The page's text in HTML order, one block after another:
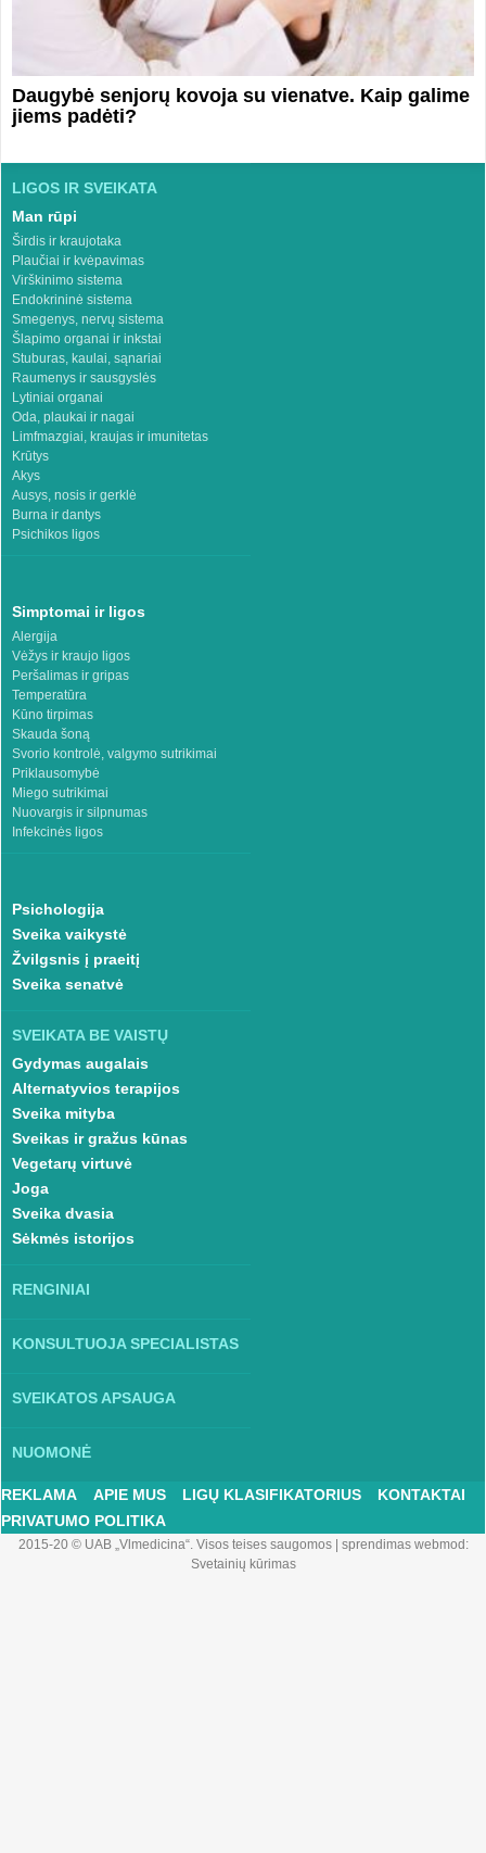
Daugybė senjorų kovoja su vienatve. Kaip galime
jiems padėti?
LIGOS IR SVEIKATA
Man rūpi
Širdis ir kraujotaka
Plaučiai ir kvėpavimas
Virškinimo sistema
Endokrininė sistema
Smegenys, nervų sistema
Šlapimo organai ir inkstai
Stuburas, kaulai, sąnariai
Raumenys ir sausgyslės
Lytiniai organai
Oda, plaukai ir nagai
Limfmazgiai, kraujas ir imunitetas
Krūtys
Akys
Ausys, nosis ir gerklė
Burna ir dantys
Psichikos ligos
Simptomai ir ligos
Alergija
Vėžys ir kraujo ligos
Peršalimas ir gripas
Temperatūra
Kūno tirpimas
Skauda šoną
Svorio kontrolė, valgymo sutrikimai
Priklausomybė
Miego sutrikimai
Nuovargis ir silpnumas
Infekcinės ligos
Psichologija
Sveika vaikystė
Žvilgsnis į praeitį
Sveika senatvė
SVEIKATA BE VAISTŲ
Gydymas augalais
Alternatyvios terapijos
Sveika mityba
Sveikas ir gražus kūnas
Vegetarų virtuvė
Joga
Sveika dvasia
Sėkmės istorijos
RENGINIAI
KONSULTUOJA SPECIALISTAS
SVEIKATOS APSAUGA
NUOMONĖ
REKLAMA APIE MUS LIGŲ KLASIFIKATORIUS
KONTAKTAI
PRIVATUMO POLITIKA
2015-20 © UAB „Vlmedicina“. Visos teises saugomos| sprendimas webmod:
Svetainių kūrimas